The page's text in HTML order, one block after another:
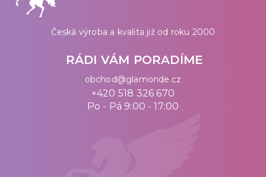
Česká výroba a kvalita již od roku 2000
RÁDI VÁM PORADÍME
obchod@glamonde.cz
+420 518 326 670
Po - Pá 9:00 - 17:00